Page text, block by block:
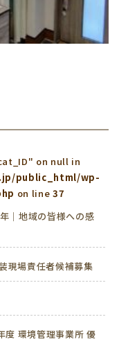
on null in
public_html/wp-
on line 37
｜地域の皆様への感
現場責任者候補募集
年度 環境管理事業所 優